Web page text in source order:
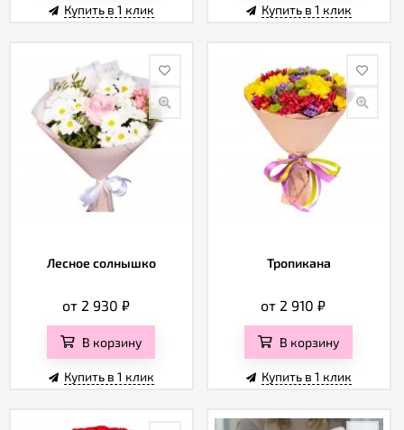
Купить в 1 клик Купить в 1 клик
Лесное солнышко
от 2 930 ₽
В корзину
Купить в 1 клик
Тропикана
от 2 910₽
В корзину
Купить в 1 клик